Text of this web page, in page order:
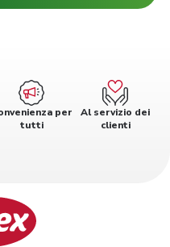
per
tutti
Al servizio dei
clienti